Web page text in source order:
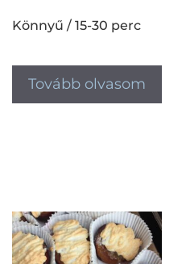
Könnyű / 15-30 perc
Tovább olvasom